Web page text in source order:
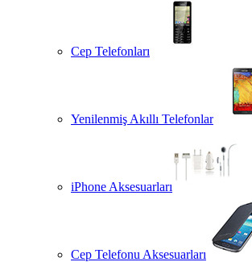
Cep Telefonları
Yenilenmiş Akıllı Telefonlar
iPhone Aksesuarları
Cep Telefonu Aksesuarları